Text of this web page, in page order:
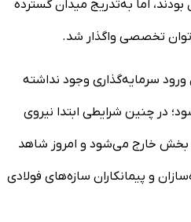
اما به‌تدریج میدان گسترده
تخصصی واگذار شد.
سرمایه‌گذاری وجود نداشته
در چنین شرایطی ابتدا نیروی
بخش خارج می‌شود و امروز شاهد
و پیمانکاران سازه‌های فولادی